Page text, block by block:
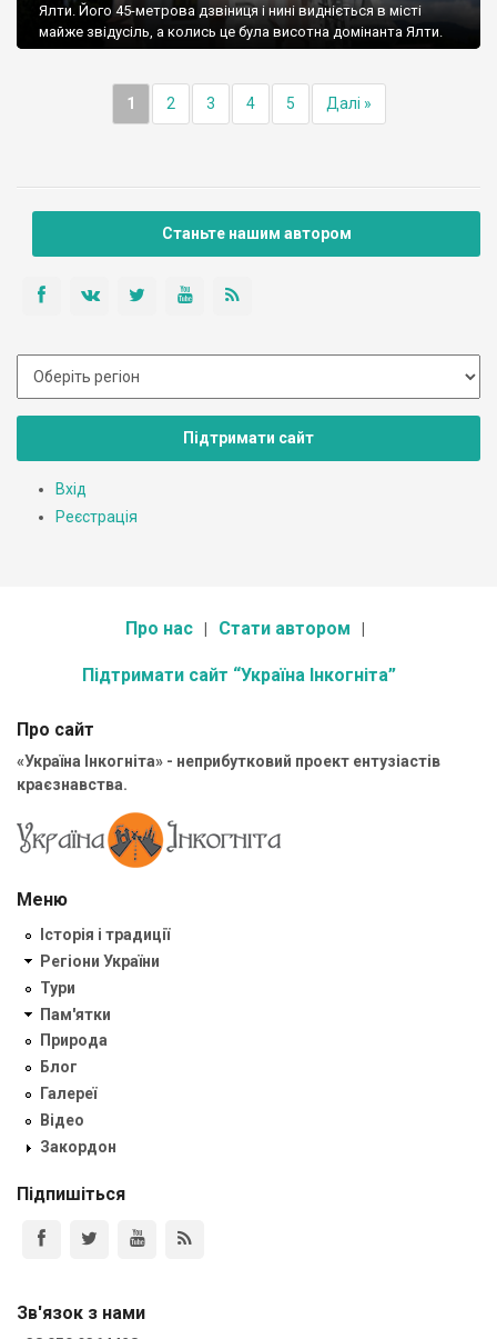
Ялти. Його 45-метрова дзвіниця і нині видніється в місті
майже звідусіль, а колись це була висотна домінанта Ялти.
1 2 3 4 5 Далі »
Станьте нашим автором
Підтримати сайт
Вхід
Реєстрація
Про нас Стати автором
Підтримати сайт “Україна Інкогніта”
Про сайт
«Україна Інкогніта» - неприбутковий проект ентузіастів
краєзнавства.
Меню
Історія і традиції
Регіони України
Тури
Пам'ятки
Природа
Блог
Галереї
Відео
Закордон
Підпишіться
Зв'язок з нами